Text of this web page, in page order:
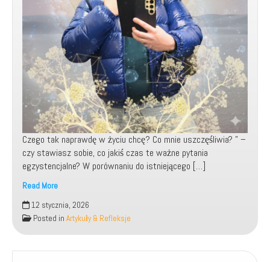
Czego tak naprawdę w życiu chcę? Co mnie uszczęśliwia? ” –
czy stawiasz sobie, co jakiś czas te ważne pytania
egzystencjalne? W porównaniu do istniejącego […]
Read More
Kim
jestem?
Skąd
przyszedłem?
Dokąd
12 stycznia, 2026
Posted in Artykuły & Refleksje